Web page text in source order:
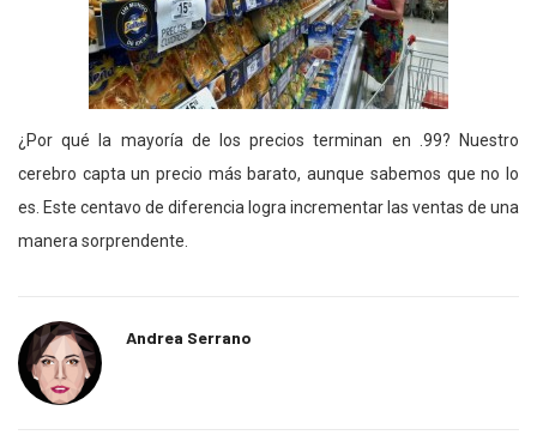
¿Por qué la mayoría de los precios terminan en .99? Nuestro
cerebro capta un precio más barato, aunque sabemos que no lo
es. Este centavo de diferencia logra incrementar las ventas de una
manera sorprendente.
Andrea Serrano